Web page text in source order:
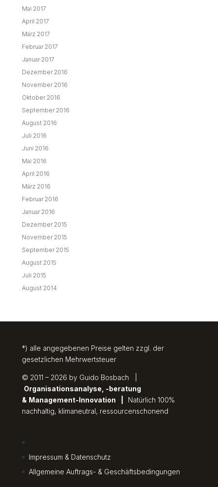
Mai 2017
April 2017
März 2017
Februar 2017
Januar 2017
Dezember 2016
November 2016
Oktober 2016
September 2016
August 2016
Juli 2016
Juni 2016
Mai 2016
April 2016
März 2016
Februar 2016
Januar 2016
Dezember 2015
November 2015
September 2015
August 2015
Juli 2015
August 2014
*) alle angegebenen Preise gelten zzgl. der
gesetzlichen Mehrwertsteuer
© 2011 – 2026 by Guido Bosbach |
Organisationsanalyse, -beratung
& Management-Innovation
Natürlich 100%
nachhaltig, klimaneutral, ressourcenschonend
Impressum & Datenschutz
Allgemeine Auftrags- & Geschäftsbedingungen